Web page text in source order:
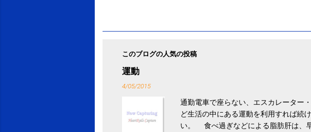
このブログの人気の投稿
運動
4/05/2015
通勤電車で座らない、エスカレーター
ど生活の中にある運動を利用すれば続
い。 食べ過ぎなどによる脂肪肝は、